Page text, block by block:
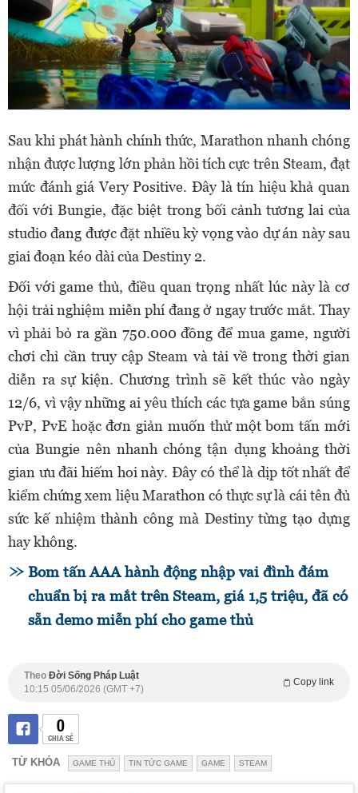
Sau khi phát hành chính thức, Marathon nhanh chóng
nhận được lượng lớn phản hồi tích cực trên Steam, đạt
mức đánh giá Very Positive. Đây là tín hiệu khả quan
đối với Bungie, đặc biệt trong bối cảnh tương lai của
studio đang được đặt nhiều kỳ vọng vào dự án này sau
giai đoạn kéo dài của Destiny 2.
Đối với game thủ, điều quan trọng nhất lúc này là cơ
hội trải nghiệm miễn phí đang ở ngay trước mắt. Thay
vì phải bỏ ra gần 750.000 đồng để mua game, người
chơi chỉ cần truy cập Steam và tải về trong thời gian
diễn ra sự kiện. Chương trình sẽ kết thúc vào ngày
12/6, vì vậy những ai yêu thích các tựa game bắn súng
PvP, PvE hoặc đơn giản muốn thử một bom tấn mới
của Bungie nên nhanh chóng tận dụng khoảng thời
gian ưu đãi hiếm hoi này. Đây có thể là dịp tốt nhất để
kiểm chứng xem liệu Marathon có thực sự là cái tên đủ
sức kế nhiệm thành công mà Destiny từng tạo dựng
hay không.
Bom tấn AAA hành động nhập vai đình đám
chuẩn bị ra mắt trên Steam, giá 1,5 triệu, đã có
sẵn demo miễn phí cho game thủ
Theo Đời Sống Pháp Luật
Copy link
10:15 05/06/2026 (GMT +7)
0
CHIA SẺ
TỪ KHÓA GAME THỦ TIN TỨC GAME GAME STEAM